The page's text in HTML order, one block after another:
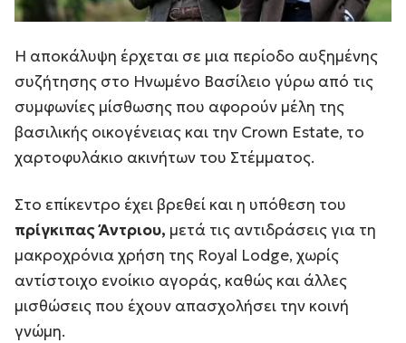
Η αποκάλυψη έρχεται σε μια περίοδο αυξημένης
συζήτησης στο Ηνωμένο Βασίλειο γύρω από τις
συμφωνίες μίσθωσης που αφορούν μέλη της
βασιλικής οικογένειας και την Crown Estate, το
χαρτοφυλάκιο ακινήτων του Στέμματος.
Στο επίκεντρο έχει βρεθεί και η υπόθεση του
πρίγκιπας Άντριου, μετά τις αντιδράσεις για τη
μακροχρόνια χρήση της Royal Lodge, χωρίς
αντίστοιχο ενοίκιο αγοράς, καθώς και άλλες
μισθώσεις που έχουν απασχολήσει την κοινή
γνώμη.